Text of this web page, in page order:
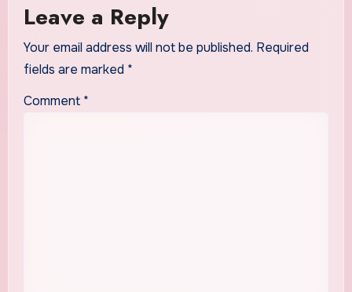
Leave a Reply
Your email address will not be published. Required
fields are marked *
Comment *